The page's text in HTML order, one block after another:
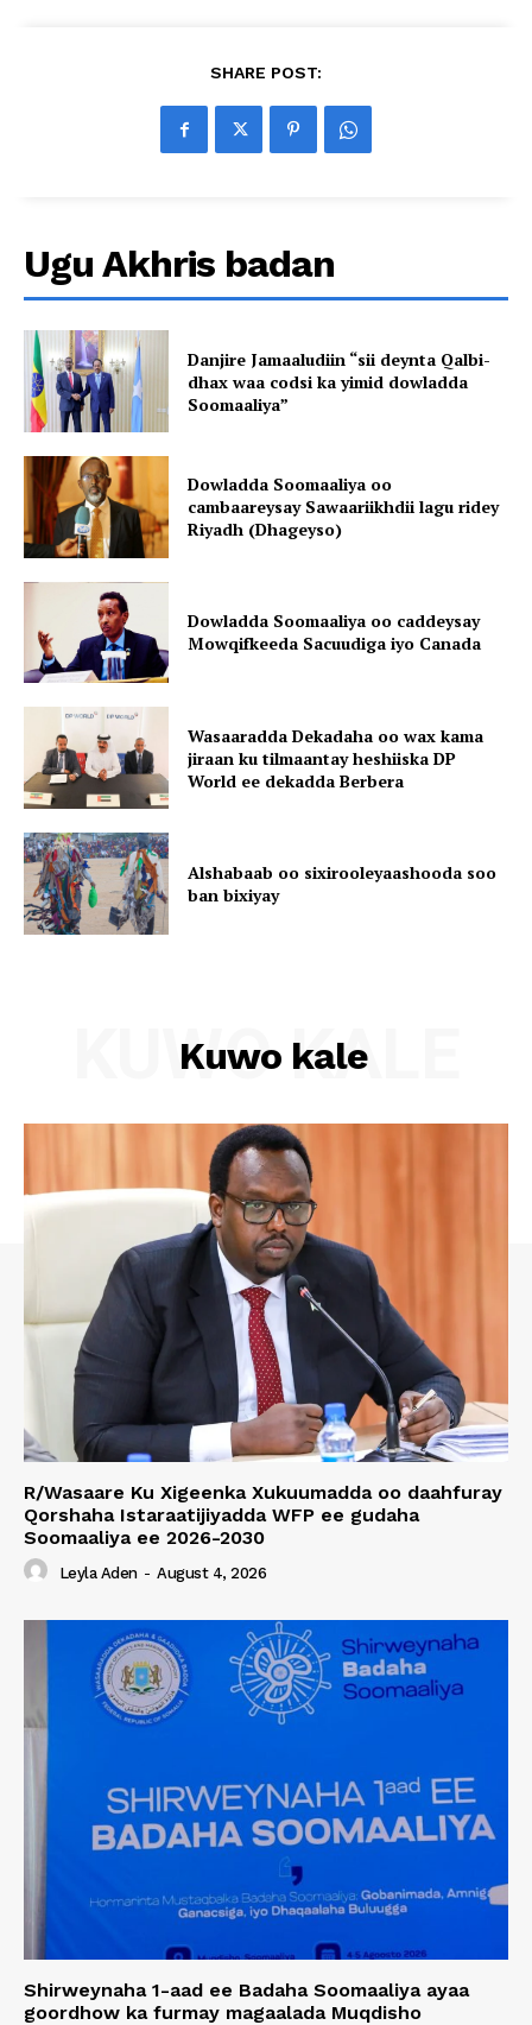
SHARE POST:
Ugu Akhris badan
Danjire Jamaaludiin “sii deynta Qalbi-
dhax waa codsi ka yimid dowladda
Soomaaliya”
Dowladda Soomaaliya oo
cambaareysay Sawaariikhdii lagu ridey
Riyadh (Dhageyso)
Dowladda Soomaaliya oo caddeysay
Mowqifkeeda Sacuudiga iyo Canada
Wasaaradda Dekadaha oo wax kama
jiraan ku tilmaantay heshiiska DP
World ee dekadda Berbera
Alshabaab oo sixirooleyaashooda soo
ban bixiyay
Kuwo kale
KUWO KALE
R/Wasaare Ku Xigeenka Xukuumadda oo daahfuray
Qorshaha Istaraatijiyadda WFP ee gudaha
Soomaaliya ee 2026-2030
Leyla Aden - August 4, 2026
Shirweynaha 1-aad ee Badaha Soomaaliya ayaa
goordhow ka furmay magaalada Muqdisho